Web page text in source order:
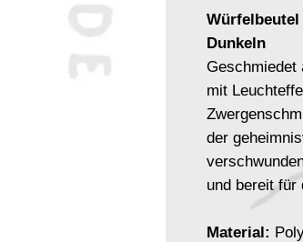
Würfelbeutel
Dunkeln
Geschmiedet
mit
der
und bereit für
Material: